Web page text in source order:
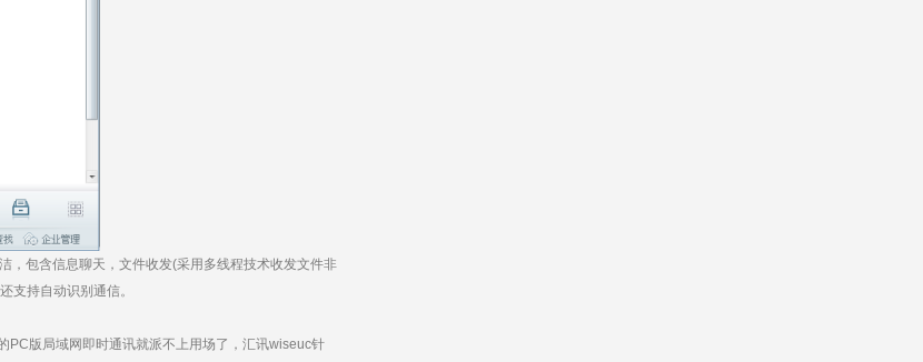
包含信息聊天，文件收发(采用多线程技术收发文件非
支持自动识别通信。
版局域网即时通讯就派不上用场了，汇讯wiseuc针